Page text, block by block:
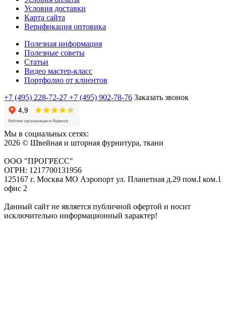
Условия доставки
Карта сайта
Верификация оптовика
Полезная информация
Полезные советы
Статьи
Видео мастер-класс
Портфолио от клиентов
+7 (495) 228-72-27 +7 (495) 902-78-76 Заказать звонок
Мы в социальных сетях:
2026 © Швейная и шторная фурнитура, ткани
ООО "ПРОГРЕСС"
ОГРН: 1217700131956
125167 г. Москва МО Аэропорт ул. Планетная д.29 пом.I ком.1
офис 2
Данный сайт не является публичной офертой и носит
исключительно информационный характер!